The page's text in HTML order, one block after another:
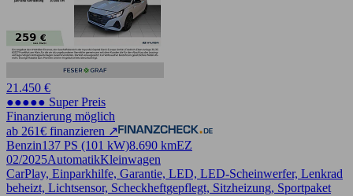
21.450 €
●●●●● Super Preis
Finanzierung möglich
ab 261€ finanzieren ↗
Benzin137 PS (101 kW)8.690 kmEZ
02/2025AutomatikKleinwagen
CarPlay, Einparkhilfe, Garantie, LED, LED-Scheinwerfer, Lenkrad
beheizt, Lichtsensor, Scheckheftgepflegt, Sitzheizung, Sportpaket